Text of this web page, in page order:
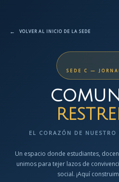
← VOLVER AL INICIO DE LA SEDE
SEDE C —
EL CORAZÓN DE
Un espacio donde estudiantes,
unimos para tejer lazos de
social. ¡Aquí